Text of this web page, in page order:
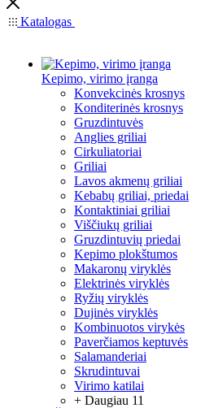
Katalogas
Kepimo, virimo įranga
Konvekcinės krosnys
Konditerinės krosnys
Gruzdintuvės
Anglies griliai
Cirkuliatoriai
Griliai
Lavos akmenų griliai
Kebabų griliai, priedai
Kontaktiniai griliai
Viščiukų griliai
Gruzdintuvių priedai
Kepimo plokštumos
Makaronų viryklės
Elektrinės viryklės
Ryžių viryklės
Dujinės viryklės
Kombinuotos virykės
Paverčiamos keptuvės
Salamanderiai
Skrudintuvai
Virimo katilai
+ Daugiau 11